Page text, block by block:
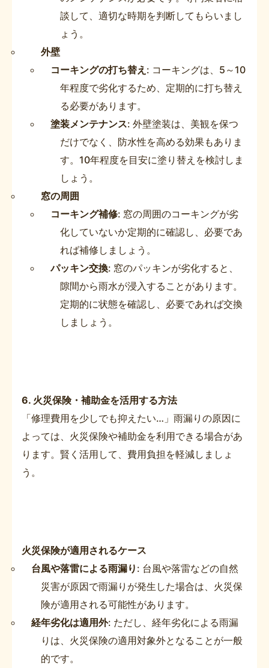
談して、適切な時期を判断してもらいまし
ょう。
外壁
コーキングの打ち替え : コーキングは、5～10
年程度で劣化するため、定期的に打ち替え
る必要があります。
塗装メンテナンス: 外壁塗装は、美観を保つ
だけでなく、防水性を高める効果もありま
す。10年程度を目安に塗り替えを検討しま
しょう。
窓の周囲
コーキング補修: 窓の周囲のコーキングが劣
化していないか定期的に確認し、必要であ
れば補修しましょう。
パッキン交換: 窓のパッキンが劣化すると、
隙間から雨水が浸入することがあります。
定期的に状態を確認し、必要であれば交換
しましょう。
6. 火災保険・補助金を活用する方法
「修理費用を少しでも抑えたい…」雨漏りの原因に
よっては、火災保険や補助金を利用できる場合があ
ります。賢く活用して、費用負担を軽減しましょ
う。
火災保険が適用されるケース
台風や落雷による雨漏り : 台風や落雷などの自然
災害が原因で雨漏りが発生した場合は、火災保
険が適用される可能性があります。
経年劣化は適用外: ただし、経年劣化による雨漏
りは、火災保険の適用対象外となることが一般
的です。